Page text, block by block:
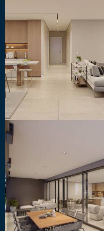
avec WC, Salle
Pièce sup.: Cave,
Equipement
électriques
Equipement
photovoltaïques